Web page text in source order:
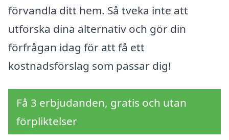
förvandla ditt hem. Så tveka inte att
utforska dina alternativ och gör din
förfrågan idag för att få ett
kostnadsförslag som passar dig!
Få 3 erbjudanden, gratis och utan
förpliktelser